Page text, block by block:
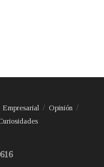
Empresarial
Opinión